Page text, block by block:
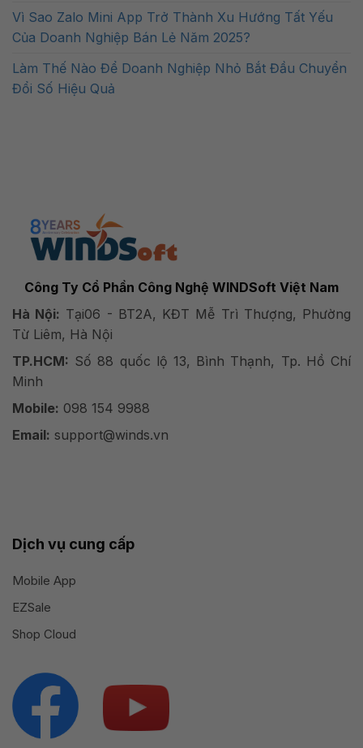
Vì Sao Zalo Mini App Trở Thành Xu Hướng Tất Yếu
Của Doanh Nghiệp Bán Lẻ Năm 2025?
Làm Thế Nào Để Doanh Nghiệp Nhỏ Bắt Đầu Chuyển
Đổi Số Hiệu Quả
Công Ty Cổ Phần Công Nghệ WINDSoft Việt Nam
Hà Nội: Tại06 - BT2A, KĐT Mễ Trì Thượng, Phường
Từ Liêm, Hà Nội
TP.HCM: Số 88 quốc lộ 13, Bình Thạnh, Tp. Hồ Chí
Minh
Mobile: 098 154 9988
Email: support@winds.vn
Dịch vụ cung cấp
Mobile App
EZSale
Shop Cloud